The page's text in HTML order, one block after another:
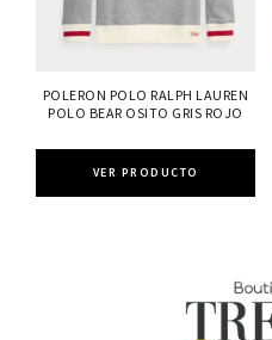
POLERON POLO RALPH LAUREN
POLO BEAR OSITO GRIS ROJO
VER PRODUCTO